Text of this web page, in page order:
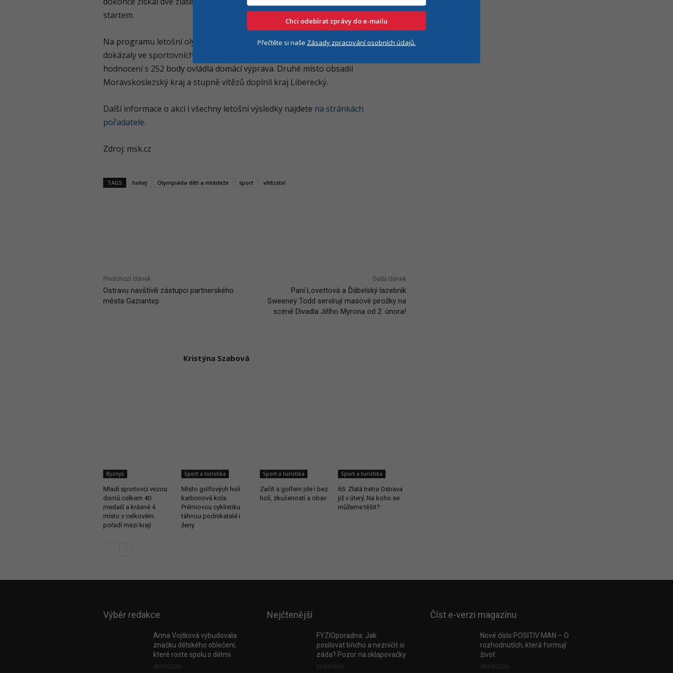
startem.
Na programu letošní olympiády bylo 10 sportů a 26 disciplín. Pouze tři kraje
dokázaly ve sportovních zápoleních překonat hranici 200 bodů. Celkové
hodnocení s 252 body ovládla domácí výprava. Druhé místo obsadil
Moravskoslezský kraj a stupně vítězů doplnil kraj Liberecký.
Další informace o akci i všechny letošní výsledky najdete na stránkách
pořadatele.
Zdroj: msk.cz
TAGS hokej Olympiáda dětí a mládeže sport vítězství
Předchozí článek
Ostravu navštívili zástupci partnerského
města Gaziantep
Další článek
Paní Lovettová a Ďábelský lazebník
Sweeney Todd servírují masové pirožky na
scéně Divadla Jiřího Myrona od 2. února!
Kristýna Szabová
Byznys
Mladí sportovci vezou
domů celkem 40
medailí a krásné 4.
místo v celkovém
pořadí mezi kraji
Sport a turistika
Místo golfových holí
karbonová kola.
Prémiovou cyklistiku
táhnou podnikatelé i
ženy
Sport a turistika
Začít s golfem jde i bez
holí, zkušeností a obav
Sport a turistika
65. Zlatá tretra Ostrava
již v úterý. Na koho se
můžeme těšit?
Výběr redakce
Anna Vojtková vybudovala
značku dětského oblečení,
které roste spolu s dětmi
28/07/2026
Nejčtenější
FYZIOporadna: Jak
posilovat břicho a nezničit si
záda? Pozor na sklapovačky
02/06/2026
Číst e-verzi magazínu
Nové číslo POSITIV MAN – O
rozhodnutích, která formují
život
28/05/2026
Chci odebírat zprávy do e-mailu
Přečtěte si naše Zásady zpracování osobních údajů.